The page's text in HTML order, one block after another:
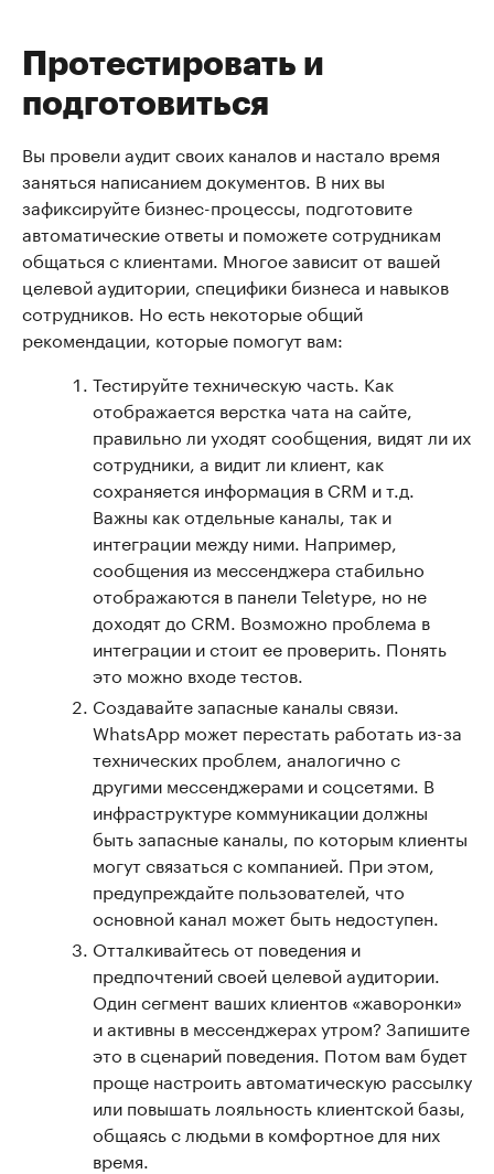
Протестировать и
подготовиться
Вы провели аудит своих каналов и настало время
заняться написанием документов. В них вы
зафиксируйте бизнес-процессы, подготовите
автоматические ответы и поможете сотрудникам
общаться с клиентами. Многое зависит от вашей
целевой аудитории, специфики бизнеса и навыков
сотрудников. Но есть некоторые общий
рекомендации, которые помогут вам:
Тестируйте техническую часть. Как
отображается верстка чата на сайте,
правильно ли уходят сообщения, видят ли их
сотрудники, а видит ли клиент, как
сохраняется информация в CRM и т.д.
Важны как отдельные каналы, так и
интеграции между ними. Например,
сообщения из мессенджера стабильно
отображаются в панели Teletype, но не
доходят до CRM. Возможно проблема в
интеграции и стоит ее проверить. Понять
это можно входе тестов.
Создавайте запасные каналы связи.
WhatsApp может перестать работать из-за
технических проблем, аналогично с
другими мессенджерами и соцсетями. В
инфраструктуре коммуникации должны
быть запасные каналы, по которым клиенты
могут связаться с компанией. При этом,
предупреждайте пользователей, что
основной канал может быть недоступен.
Отталкивайтесь от поведения и
предпочтений своей целевой аудитории.
Один сегмент ваших клиентов «жаворонки»
и активны в мессенджерах утром? Запишите
это в сценарий поведения. Потом вам будет
проще настроить автоматическую рассылку
или повышать лояльность клиентской базы,
общаясь с людьми в комфортное для них
время.